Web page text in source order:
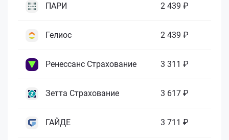
ПАРИ 2 439 ₽
Гелиос 2 439 ₽
Ренессанс Страхование 3 311 ₽
Зетта Страхование 3 617 ₽
ГАЙДЕ 3 711 ₽